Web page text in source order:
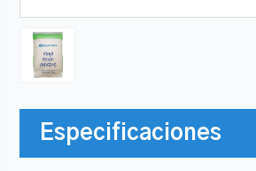
Especificaciones